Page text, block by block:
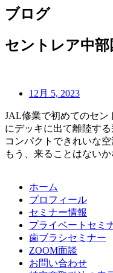
ブログ
セントレア中
12月 5, 2023
JAL修業で初めてのセン
にデッキに出て離陸する
コンパクトできれいな空
もう、来ることはないか
ホーム
プロフィール
セミナー情報
プライベートセミ
歯ブラシセミナー
ZOOM面談
お問い合わせ